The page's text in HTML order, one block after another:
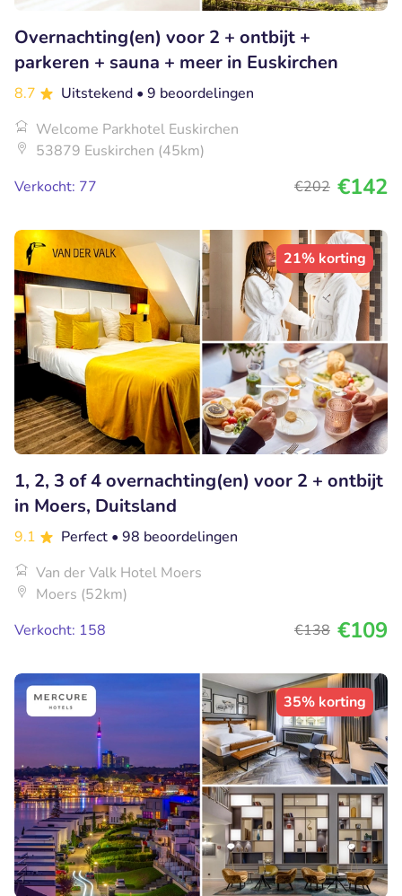
Overnachting(en) voor 2 + ontbijt +
parkeren + sauna + meer in Euskirchen
8.7 Uitstekend • 9 beoordelingen
Welcome Parkhotel Euskirchen
53879 Euskirchen (45km)
Verkocht: 77
€202 €142
21% korting
1, 2, 3 of 4 overnachting(en) voor 2 + ontbijt
in Moers, Duitsland
9.1 Perfect • 98 beoordelingen
Van der Valk Hotel Moers
Moers (52km)
Verkocht: 158
€138 €109
35% korting